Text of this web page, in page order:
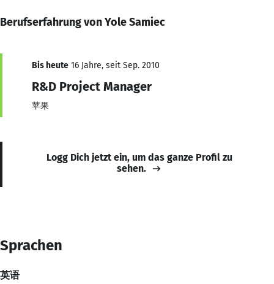
Berufserfahrung von Yole Samiec
Bis heute 16 Jahre, seit Sep. 2010
R&D Project Manager
苹果
Logg Dich jetzt ein, um das ganze Profil zu
sehen.
Sprachen
英语